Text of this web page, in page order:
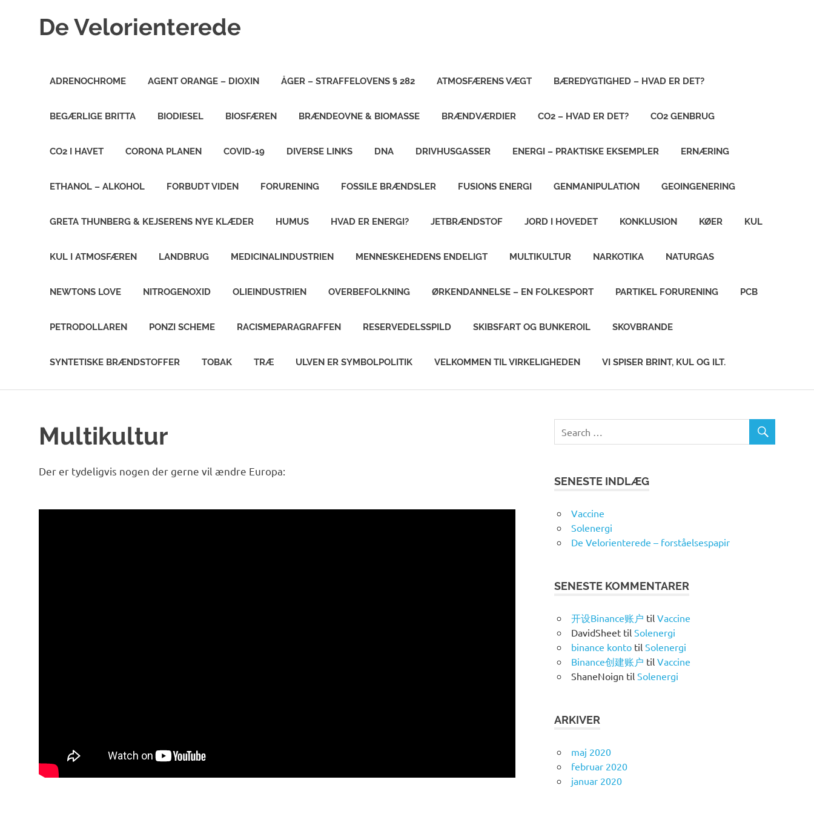
De Velorienterede
ADRENOCHROME
AGENT ORANGE – DIOXIN ÅGER – STRAFFELOVENS § 282 ATMOSFÆRENS VÆGT BÆREDYGTIGHED – HVAD ER DET?
BEGÆRLIGE BRITTA BIODIESEL BIOSFÆREN BRÆNDEOVNE & BIOMASSE BRÆNDVÆRDIER CO2 – HVAD ER DET? CO2 GENBRUG
CO2 I HAVET CORONA PLANEN COVID-19 DIVERSE LINKS DNA DRIVHUSGASSER ENERGI – PRAKTISKE EKSEMPLER ERNÆRING
ETHANOL – ALKOHOL FORBUDT VIDEN FORURENING FOSSILE BRÆNDSLER FUSIONS ENERGI GENMANIPULATION GEOINGENERING
GRETA THUNBERG & KEJSERENS NYE KLÆDER HUMUS HVAD ER ENERGI? JETBRÆNDSTOF JORD I HOVEDET KONKLUSION KØER KUL
KUL I ATMOSFÆREN LANDBRUG MEDICINALINDUSTRIEN MENNESKEHEDENS ENDELIGT MULTIKULTUR NARKOTIKA NATURGAS
NEWTONS LOVE NITROGENOXID OLIEINDUSTRIEN OVERBEFOLKNING ØRKENDANNELSE – EN FOLKESPORT PARTIKEL FORURENING PCB
PETRODOLLAREN PONZI SCHEME RACISMEPARAGRAFFEN RESERVEDELSSPILD SKIBSFART OG BUNKEROIL SKOVBRANDE
SYNTETISKE BRÆNDSTOFFER TOBAK TRÆ ULVEN ER SYMBOLPOLITIK VELKOMMEN TIL VIRKELIGHEDEN VI SPISER BRINT, KUL OG ILT.
Multikultur
Der er tydeligvis nogen der gerne vil ændre Europa:
SENESTE INDLÆG
Vaccine
Solenergi
De Velorienterede – forståelsespapir
SENESTE KOMMENTARER
开设Binance账户 til Vaccine
DavidSheet til Solenergi
binance konto til Solenergi
Binance创建账户 til Vaccine
ShaneNoign til Solenergi
ARKIVER
maj 2020
februar 2020
januar 2020